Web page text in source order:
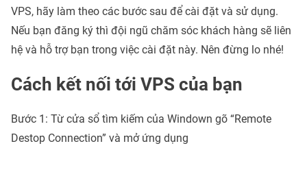
VPS, hãy làm theo các bước sau để cài đặt và sử dụng.
Nếu bạn đăng ký thì đội ngũ chăm sóc khách hàng sẽ liên
hệ và hỗ trợ bạn trong việc cài đặt này. Nên đừng lo nhé!
Cách kết nối tới VPS của bạn
Bước 1: Từ cửa sổ tìm kiếm của Windown gõ “Remote
Destop Connection” và mở ứng dụng